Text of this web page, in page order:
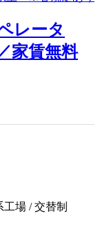
レータ
家賃無料
場 / 交替制